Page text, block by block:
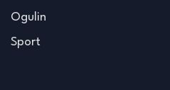
Ogulin
Sport